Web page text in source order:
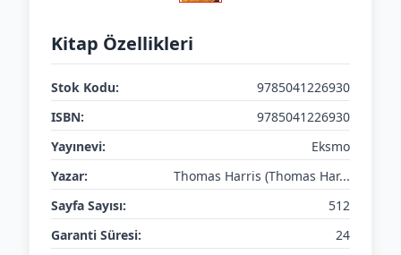
Kitap Özellikleri
Stok Kodu:
9785041226930
ISBN:
9785041226930
Yayınevi:
Eksmo
Yazar:
Thomas Harris (Thomas Har...
Sayfa Sayısı:
512
Garanti Süresi:
24